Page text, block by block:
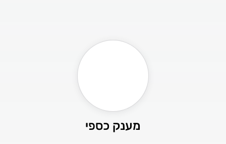
מענק כספי